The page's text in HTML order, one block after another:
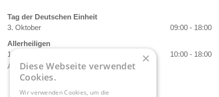
Tag der Deutschen Einheit
3. Oktober
09:00 - 18:00
Allerheiligen
1. November
10:00 - 18:00
Alle Öffnungszeiten anzeigen
×
Diese Webseite verwendet
Cookies.
Wir verwenden Cookies, um die